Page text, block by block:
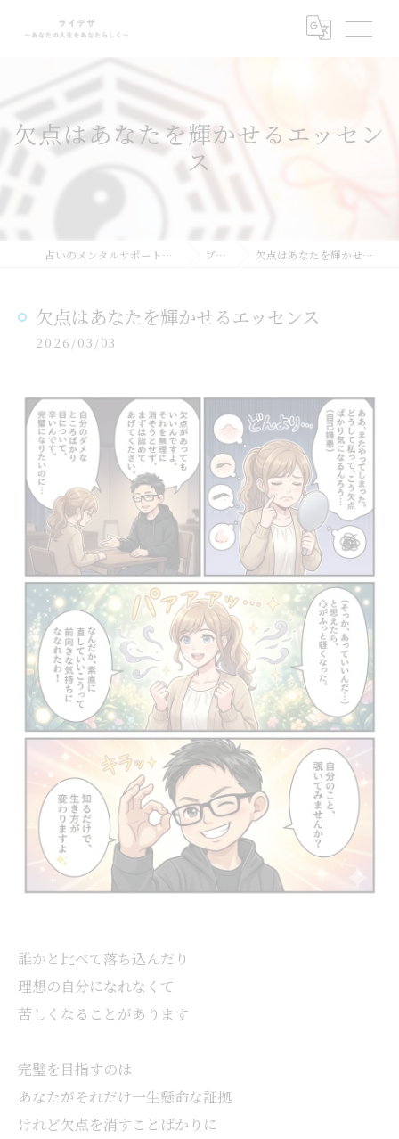
欠点はあなたを輝かせるエッセン
ス
占いのメンタルサポートならライデザ ブログ 欠点はあなたを輝かせるエッセンス
欠点はあなたを輝かせるエッセンス
2026/03/03
誰かと比べて落ち込んだり
理想の自分になれなくて
苦しくなることがあります
完璧を目指すのは
あなたがそれだけ一生懸命な証拠
けれど欠点を消すことばかりに